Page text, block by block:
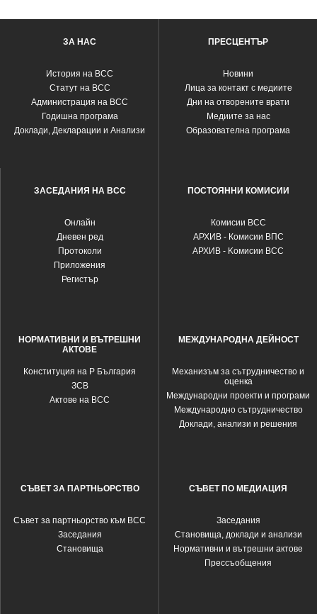
ЗА НАС
История на ВСС
Статут на ВСС
Администрация на ВСС
Годишна програма
Доклади, Декларации и Анализи
ПРЕСЦЕНТЪР
Новини
Лица за контакт с медиите
Дни на отворените врати
Медиите за нас
Образователна програма
ЗАСЕДАНИЯ НА ВСС
Oнлайн
Дневен ред
Протоколи
Приложения
Регистър
ПОСТОЯННИ КОМИСИИ
Комисии ВСС
АРХИВ - Комисии ВПС
АРХИВ - Kомисии ВСС
НОРМАТИВНИ И ВЪТРЕШНИ
АКТОВЕ
Конституция на Р България
ЗСВ
Актове на ВСС
МЕЖДУНАРОДНА ДЕЙНОСТ
Механизъм за сътрудничество и
оценка
Международни проекти и програми
Международно сътрудничество
Доклади, анализи и решения
СЪВЕТ ЗА ПАРТНЬОРСТВО
Съвет за партньорство към ВСС
Заседания
Становища
СЪВЕТ ПО МЕДИАЦИЯ
Заседания
Становища, доклади и анализи
Нормативни и вътрешни актове
Прессъобщения